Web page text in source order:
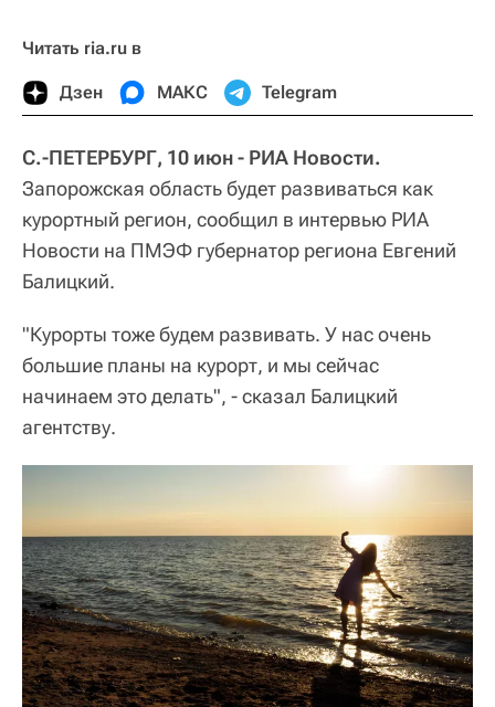
Читать ria.ru в
Дзен МАКС Telegram
С.-ПЕТЕРБУРГ, 10 июн - РИА Новости.
Запорожская область будет развиваться как
курортный регион, сообщил в интервью РИА
Новости на ПМЭФ губернатор региона Евгений
Балицкий.
"Курорты тоже будем развивать. У нас очень
большие планы на курорт, и мы сейчас
начинаем это делать", - сказал Балицкий
агентству.